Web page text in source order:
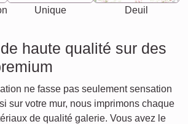
Unique Deuil
haute qualité sur des
ne fasse pas seulement sensation
sur votre mur, nous imprimons chaque
de qualité galerie. Vous avez le